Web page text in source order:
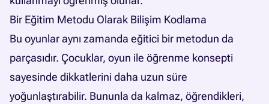
Bir Eğitim Metodu Olarak Bilişim Kodlama
Bu oyunlar aynı zamanda eğitici bir metodun da
parçasıdır. Çocuklar, oyun ile öğrenme konsepti
sayesinde dikkatlerini daha uzun süre
yoğunlaştırabilir. Bununla da kalmaz, öğrendikleri,